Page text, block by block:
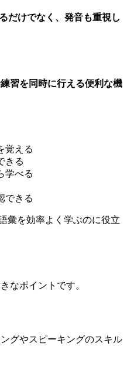
だけでなく、発音も重視し
習を同時に行える便利な機
覚える
きる
学べる
できる
彙を効率よく学ぶのに役立
なポイントです。
グやスピーキングのスキル